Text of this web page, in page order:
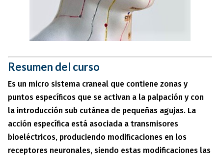
Resumen del curso
Es un micro sistema craneal que contiene zonas y
puntos específicos que se activan a la palpación y con
la introducción sub cutánea de pequeñas agujas. La
acción específica está asociada a transmisores
bioeléctricos, produciendo modificaciones en los
receptores neuronales, siendo estas modificaciones las